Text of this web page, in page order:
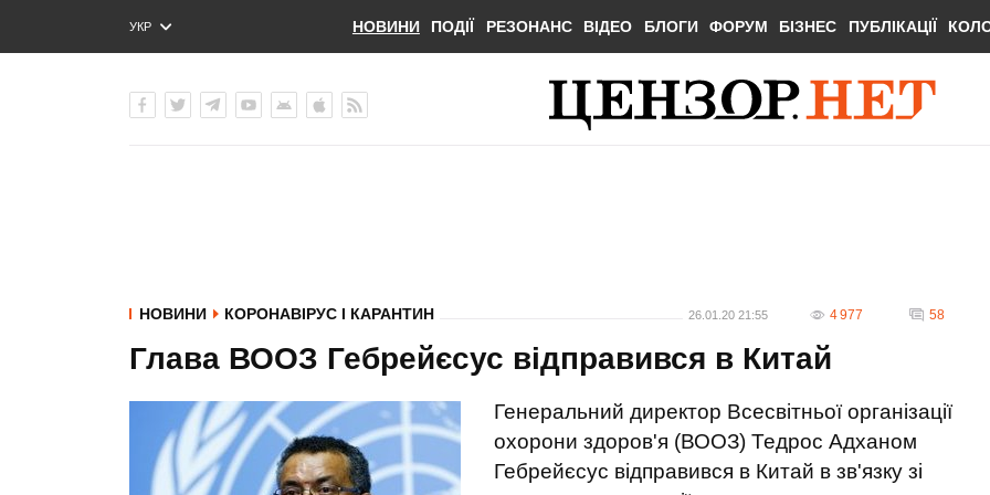
УКР
ENG
НОВИНИ ПОДІЇ РЕЗОНАНС ВІДЕО БЛОГИ ФОРУМ БІЗНЕС ПУБЛІКАЦІЇ
НОВИНИ КОРОНАВІРУС І КАРАНТИН 26.01.20 21:55 4 977 58
Глава ВООЗ Гебрейєсус відправився в Китай
Генеральний директор Всесвітньої організації
охорони здоров'я (ВООЗ) Тедрос Адханом
Гебрейєсус відправився в Китай в зв'язку зі